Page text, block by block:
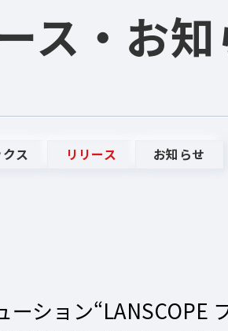
ス ・お
ス リリース お知らせ
ション“LANSCOPE